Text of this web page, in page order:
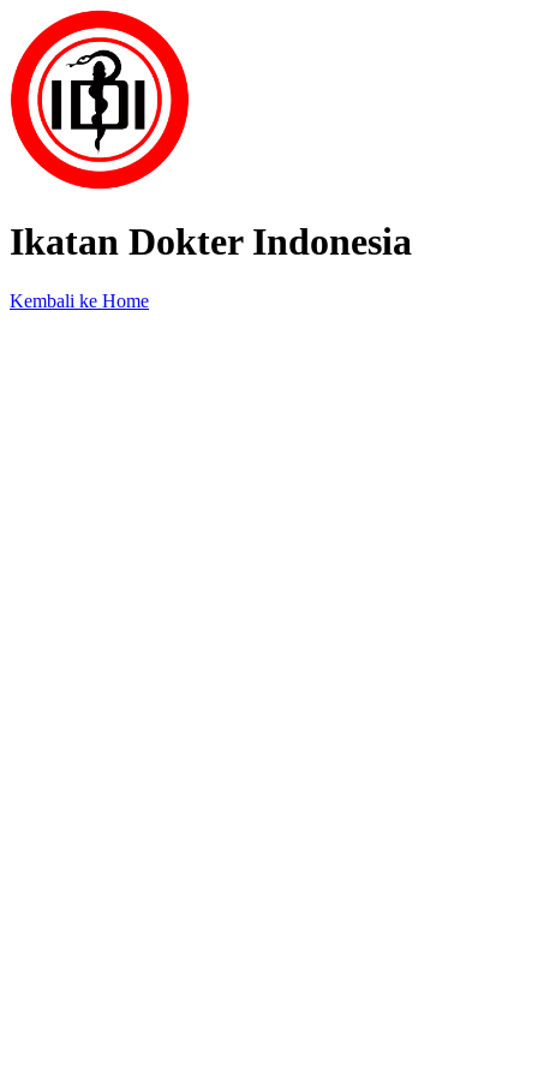
Ikatan Dokter Indonesia
Kembali ke Home